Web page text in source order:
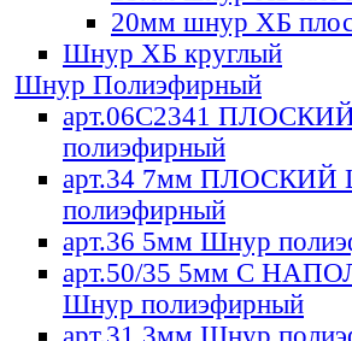
20мм шнур ХБ
Шнур ХБ круглый
Шнур Полиэфирный
арт.06С2341
полиэфирный
арт.34 7мм ПЛОСКИЙ
полиэфирный
арт.36 5мм Шнур
арт.50/35 5мм С
Шнур полиэфирный